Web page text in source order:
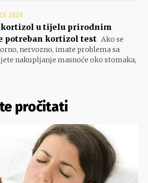
2026.
u tijelu prirodnim
potreban kortizol test Ako se
nervozno, imate problema sa
nakupljanje masnoće oko stomaka,
pročitati